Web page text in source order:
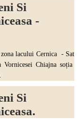
Si
-
lacului Cernica - Sat
Chiajna soția
Si